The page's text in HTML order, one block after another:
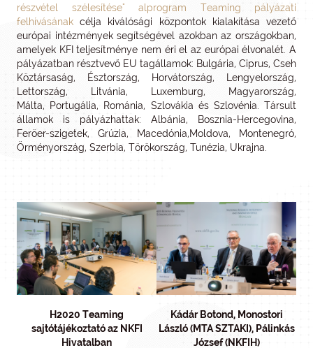
részvétel szélesítése" alprogram Teaming pályázati
felhívásának célja kiválósági központok kialakítása vezető
európai intézmények segítségével azokban az országokban,
amelyek KFI teljesítménye nem éri el az európai élvonalét. A
pályázatban résztvevő EU tagállamok: Bulgária, Ciprus, Cseh
Köztársaság, Észtország, Horvátország, Lengyelország,
Lettország, Litvánia, Luxemburg, Magyarország,
Málta, Portugália, Románia, Szlovákia és Szlovénia. Társult
államok is pályázhattak: Albánia, Bosznia-Hercegovina,
Feröer-szigetek, Grúzia, Macedónia,Moldova, Montenegró,
Örményország, Szerbia, Törökország, Tunézia, Ukrajna.
H2020 Teaming
sajtótájékoztató az NKFI
Hivatalban
Kádár Botond, Monostori
László (MTA SZTAKI), Pálinkás
József (NKFIH)